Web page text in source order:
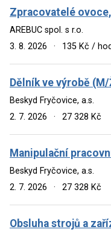
Zpracovatelé
AREBUC spol. s r.o.
3. 8. 2026
· 135 Kč /
Dělník ve výrobě
Beskyd Fryčovice, a.s.
2. 7. 2026
· 27 328 Kč
Manipulační
Beskyd Fryčovice, a.s.
2. 7. 2026
· 27 328 Kč
Obsluha strojů a